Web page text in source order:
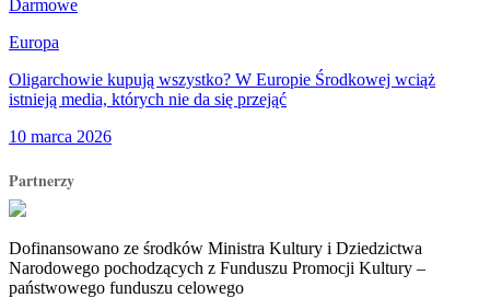
Darmowe
Europa
Oligarchowie kupują wszystko? W Europie Środkowej wciąż
istnieją media, których nie da się przejąć
10 marca 2026
Partnerzy
Dofinansowano ze środków Ministra Kultury i Dziedzictwa
Narodowego pochodzących z Funduszu Promocji Kultury –
państwowego funduszu celowego